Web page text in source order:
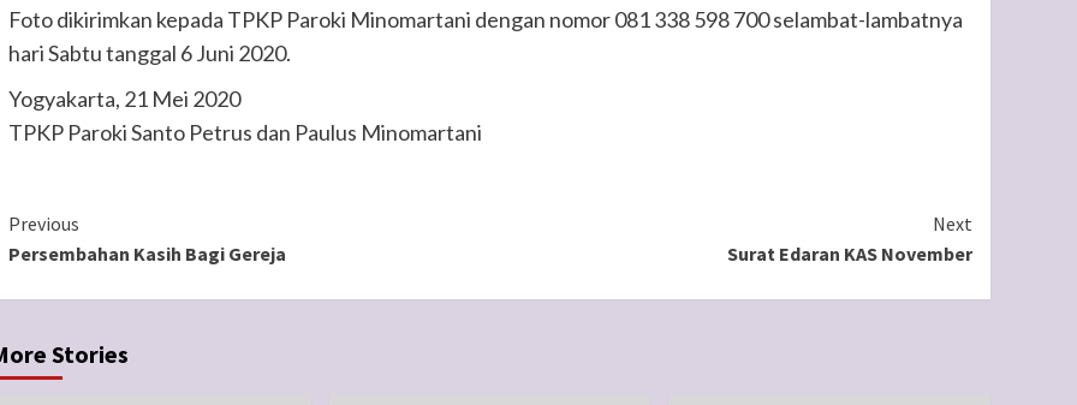
Foto dikirimkan kepada TPKP Paroki Minomartani dengan nomor 081 338 598 700 selambat-lambatnya
hari Sabtu tanggal 6 Juni 2020.
Yogyakarta, 21 Mei 2020
TPKP Paroki Santo Petrus dan Paulus Minomartani
Continue
Reading
Previous
Persembahan Kasih Bagi Gereja
Next
Surat Edaran KAS November
Stories